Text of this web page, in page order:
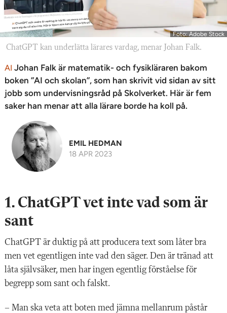
Foto: Adobe Stock
ChatGPT kan underlätta lärares vardag, menar Johan Falk.
AI Johan Falk är matematik- och fysikläraren bakom
boken ”AI och skolan”, som han skrivit vid sidan av sitt
jobb som undervisningsråd på Skolverket. Här är fem
saker han menar att alla lärare borde ha koll på.
EMIL HEDMAN
18 APR 2023
1. ChatGPT vet inte vad som är
sant
ChatGPT är duktig på att producera text som låter bra
men vet egentligen inte vad den säger. Den är tränad att
låta självsäker, men har ingen egentlig förståelse för
begrepp som sant och falskt.
– Man ska veta att boten med jämna mellanrum påstår